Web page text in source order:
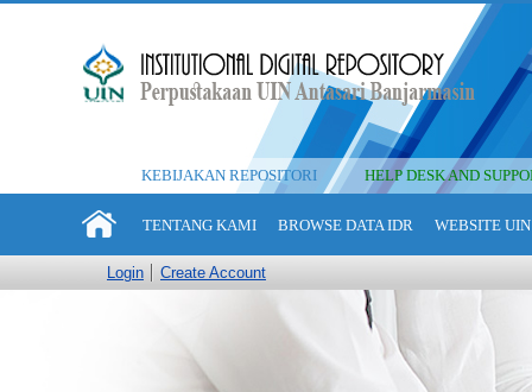
KEBIJAKAN REPOSITORI HELP DESK AND
TENTANG KAMI BROWSE DATA IDR WEBSITE
Login Create Account